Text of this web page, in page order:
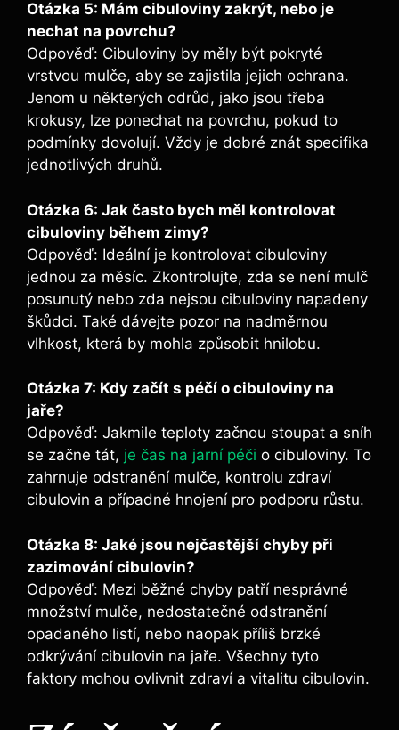
Otázka 5: Mám cibuloviny zakrýt, nebo je
nechat na povrchu?
Odpověď: Cibuloviny by měly být pokryté
vrstvou mulče, aby se zajistila jejich ochrana.
Jenom u některých odrůd, jako jsou třeba
krokusy, lze ponechat na povrchu, pokud to
podmínky dovolují. Vždy je dobré znát specifika
jednotlivých druhů.
Otázka 6: Jak často bych měl kontrolovat
cibuloviny během zimy?
Odpověď: Ideální je kontrolovat cibuloviny
jednou za měsíc. Zkontrolujte, zda se není mulč
posunutý nebo zda nejsou cibuloviny napadeny
škůdci. Také dávejte pozor na nadměrnou
vlhkost, která by mohla způsobit hnilobu.
Otázka 7: Kdy začít s péčí o cibuloviny na
jaře?
Odpověď: Jakmile teploty začnou stoupat a sníh
se začne tát, je čas na jarní péči o cibuloviny. To
zahrnuje odstranění mulče, kontrolu zdraví
cibulovin a případné hnojení pro podporu růstu.
Otázka 8: Jaké jsou nejčastější chyby při
zazimování cibulovin?
Odpověď: Mezi běžné chyby patří nesprávné
množství mulče, nedostatečné odstranění
opadaného listí, nebo naopak příliš brzké
odkrývání cibulovin na jaře. Všechny tyto
faktory mohou ovlivnit zdraví a vitalitu cibulovin.